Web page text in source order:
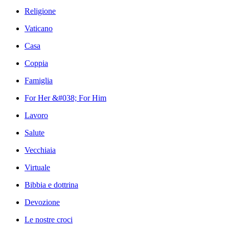
Religione
Vaticano
Casa
Coppia
Famiglia
For Her &#038; For Him
Lavoro
Salute
Vecchiaia
Virtuale
Bibbia e dottrina
Devozione
Le nostre croci